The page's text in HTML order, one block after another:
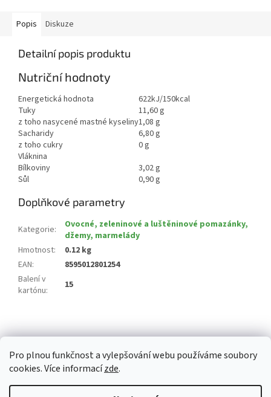
Pro plnou funkčnost a vylepšování webu používáme soubory
cookies. Více informacízde.
Popis Diskuze
Detailní popis produktu
Nutriční hodnoty
Energetická hodnota
622kJ/150kcal
Tuky
11,60 g
z toho nasycené mastné kyseliny1,08 g
Sacharidy
6,80 g
z toho cukry
0 g
Vláknina
Bílkoviny
3,02 g
Sůl
0,90 g
Doplňkové parametry
Kategorie:
Ovocné, zeleninové a luštěninové pomazánky,
džemy, marmelády
Hmotnost:
0.12 kg
EAN:
8595012801254
Balení v
kartónu: 15
á